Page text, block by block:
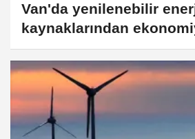
Van'da yenilenebilir
kaynaklarından
yaklaşık 1,5 milyar